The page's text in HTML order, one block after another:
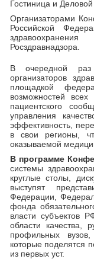
Гостиница и
Организаторами
Российской
Росздравнадзора.
В очередной
организаторов
площадкой
возможностей всех
пациентского
управления
эффективность,
в свои регионы,
оказываемой
В программе
системы
круглые столы,
выступят
Федерации,
фонда
власти субъектов
области качества,
профильных
которые поделятся
из первых уст.